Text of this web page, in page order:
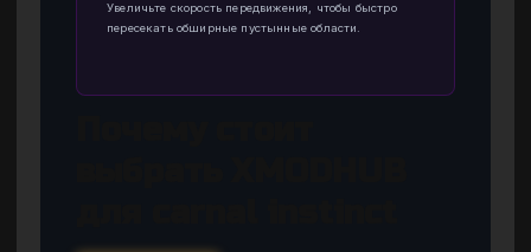
Увеличьте скорость передвижения, чтобы быстро
пересекать обширные пустынные области.